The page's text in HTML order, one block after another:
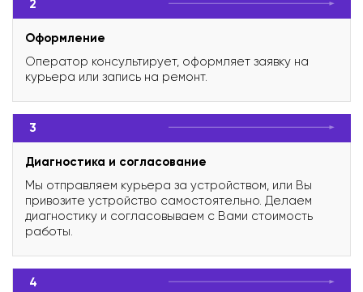
2
Оформление
Оператор консультирует, оформляет заявку на
курьера или запись на ремонт.
3
Диагностика и согласование
Мы отправляем курьера за устройством, или Вы
привозите устройство самостоятельно. Делаем
диагностику и согласовываем с Вами стоимость
работы.
4